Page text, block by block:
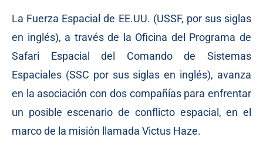
La Fuerza Espacial de EE.UU. (USSF, por sus siglas
en inglés), a través de la Oficina del Programa de
Safari Espacial del Comando de Sistemas
Espaciales (SSC por sus siglas en inglés), avanza
en la asociación con dos compañías para enfrentar
un posible escenario de conflicto espacial, en el
marco de la misión llamada Victus Haze.